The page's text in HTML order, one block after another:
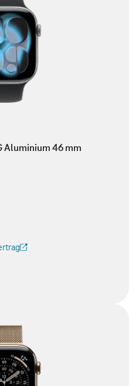
Aluminium 46 mm
Tab geöffnet)